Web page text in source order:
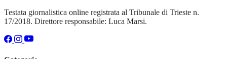
Testata giornalistica online registrata al Tribunale di Trieste n.
17/2018. Direttore responsabile: Luca Marsi.